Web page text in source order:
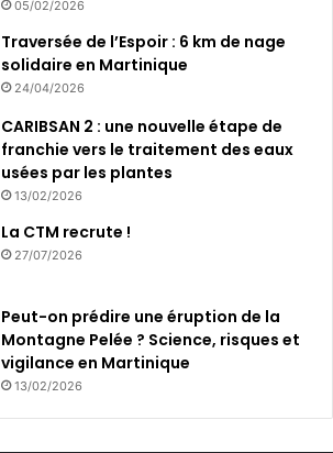
05/02/2026
Traversée de l’Espoir : 6 km de nage
solidaire en Martinique
24/04/2026
CARIBSAN 2 : une nouvelle étape de
franchie vers le traitement des eaux
usées par les plantes
13/02/2026
La CTM recrute !
27/07/2026
Peut-on prédire une éruption de la
Montagne Pelée ? Science, risques et
vigilance en Martinique
13/02/2026